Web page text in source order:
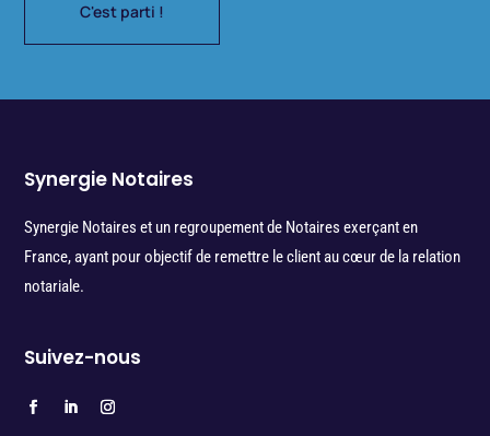
C'est parti !
Synergie Notaires
Synergie Notaires et un regroupement de Notaires exerçant en
France, ayant pour objectif de remettre le client au cœur de la relation
notariale.
Suivez-nous